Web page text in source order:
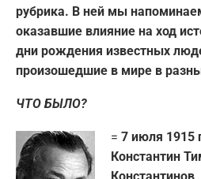
рубрика. В ней мы
оказавшие влияние на ход
дни рождения известных
произошедшие в мире в
ЧТО БЫЛО?
= 7 июля 1915
Константин